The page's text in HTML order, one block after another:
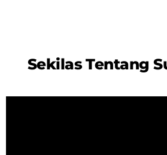
Sekilas Tentang